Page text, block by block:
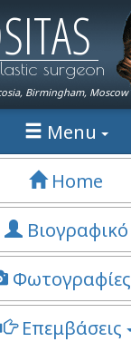
surgeon
Birmingham, Moscow
Menu
Home
Βιογραφικό
Φωτογραφίες
Επεμβάσεις